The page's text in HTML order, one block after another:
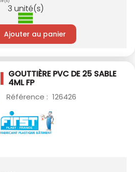
3 unité(s)
Ajouter au panier
GOUTTIÈRE PVC DE 25 SABLE
4ML FP
Référence : 126426